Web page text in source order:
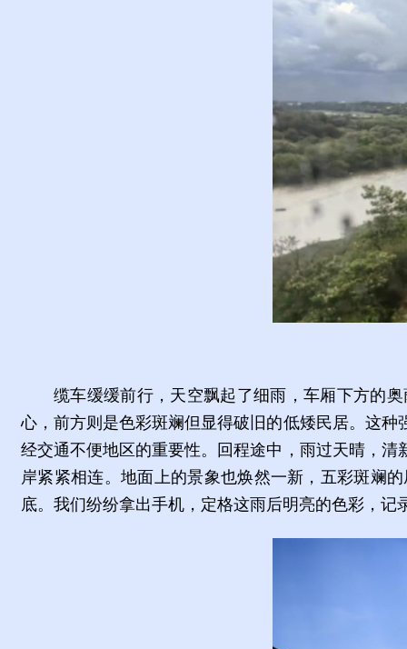
缆车缓缓前行，天空飘起了细雨，车厢下方的
心，前方则是色彩斑斓但显得破旧的低矮民居。这
经交通不便地区的重要性。回程途中，雨过天晴，
岸紧紧相连。地面上的景象也焕然一新，五彩斑斓
底。我们纷纷拿出手机，定格这雨后明亮的色彩，